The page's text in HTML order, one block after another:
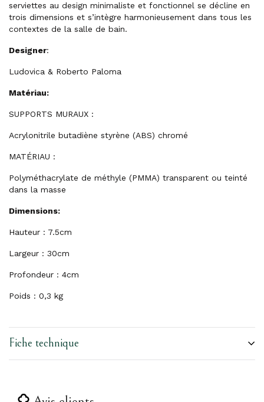
serviettes au design minimaliste et fonctionnel se décline en
trois dimensions et s’intègre harmonieusement dans tous les
contextes de la salle de bain.
Designer:
Ludovica & Roberto Paloma
Matériau:
SUPPORTS MURAUX :
Acrylonitrile butadiène styrène (ABS) chromé
MATÉRIAU :
Polyméthacrylate de méthyle (PMMA) transparent ou teinté
dans la masse
Dimensions:
Hauteur : 7.5cm
Largeur : 30cm
Profondeur : 4cm
Poids : 0,3 kg
Fiche technique